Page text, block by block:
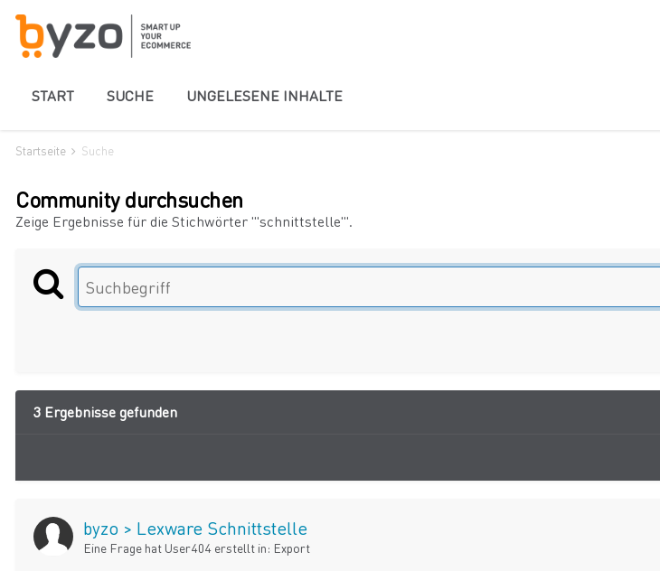
START SUCHE UNGELESENE INHALTE
Startseite Suche
Community durchsuchen
Zeige Ergebnisse für die Stichwörter "'schnittstelle'".
3 Ergebnisse gefunden
byzo > Lexware Schnittstelle
Eine Frage hat User404 erstellt in: Export